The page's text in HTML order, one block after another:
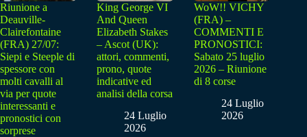
Riunione a
Deauville-
Clairefontaine
(FRA) 27/07:
Siepi e Steeple di
spessore con
molti cavalli al
via per quote
interessanti e
pronostici con
sorprese
King George VI
And Queen
Elizabeth Stakes
– Ascot (UK):
attori, commenti,
prono, quote
indicative ed
analisi della corsa
24 Luglio
2026
WoW!! VICHY
(FRA) –
COMMENTI E
PRONOSTICI:
Sabato 25 luglio
2026 – Riunione
di 8 corse
24 Luglio
2026